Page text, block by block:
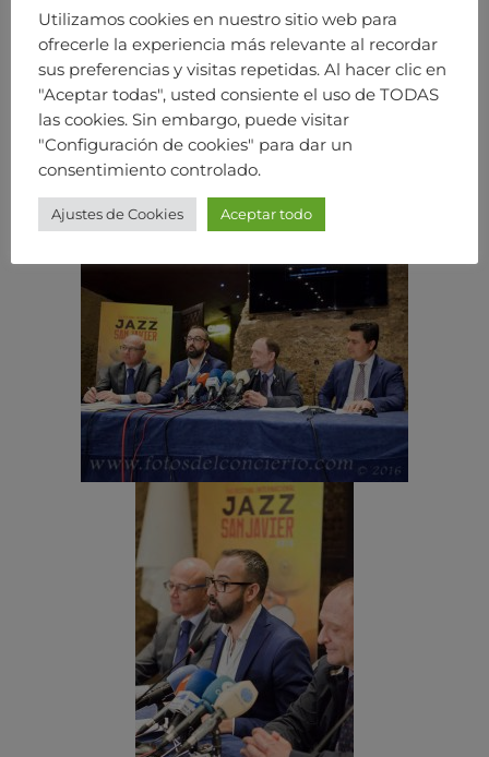
Utilizamos cookies en nuestro sitio web para
ofrecerle la experiencia más relevante al recordar
sus preferencias y visitas repetidas. Al hacer clic en
"Aceptar todas", usted consiente el uso de TODAS
las cookies. Sin embargo, puede visitar
"Configuración de cookies" para dar un
consentimiento controlado.
Ajustes de Cookies Aceptar todo